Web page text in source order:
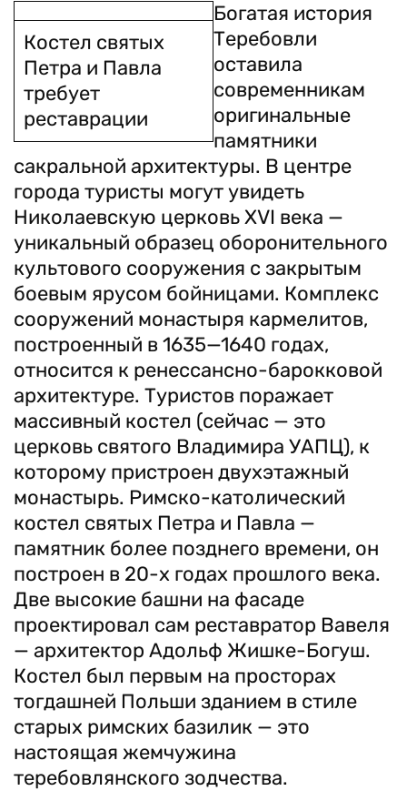
Костел святых
Петра и Павла
требует
реставрации
Богатая история
Теребовли
оставила
современникам
оригинальные
памятники
сакральной архитектуры. В центре
города туристы могут увидеть
Николаевскую церковь XVI века —
уникальный образец оборонительного
культового сооружения с закрытым
боевым ярусом бойницами. Комплекс
сооружений монастыря кармелитов,
построенный в 1635—1640 годах,
относится к ренессансно-барокковой
архитектуре. Туристов поражает
массивный костел (сейчас — это
церковь святого Владимира УАПЦ), к
которому пристроен двухэтажный
монастырь. Римско-католический
костел святых Петра и Павла —
памятник более позднего времени, он
построен в 20-х годах прошлого века.
Две высокие башни на фасаде
проектировал сам реставратор Вавеля
— архитектор Адольф Жишке-Богуш.
Костел был первым на просторах
тогдашней Польши зданием в стиле
старых римских базилик — это
настоящая жемчужина
теребовлянского зодчества.